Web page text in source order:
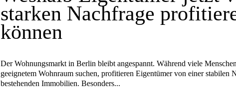
starken Nachfrage
können
Der Wohnungsmarkt in Berlin bleibt angespannt. Während viele
geeignetem Wohnraum suchen, profitieren Eigentümer von einer stabilen
bestehenden Immobilien. Besonders...